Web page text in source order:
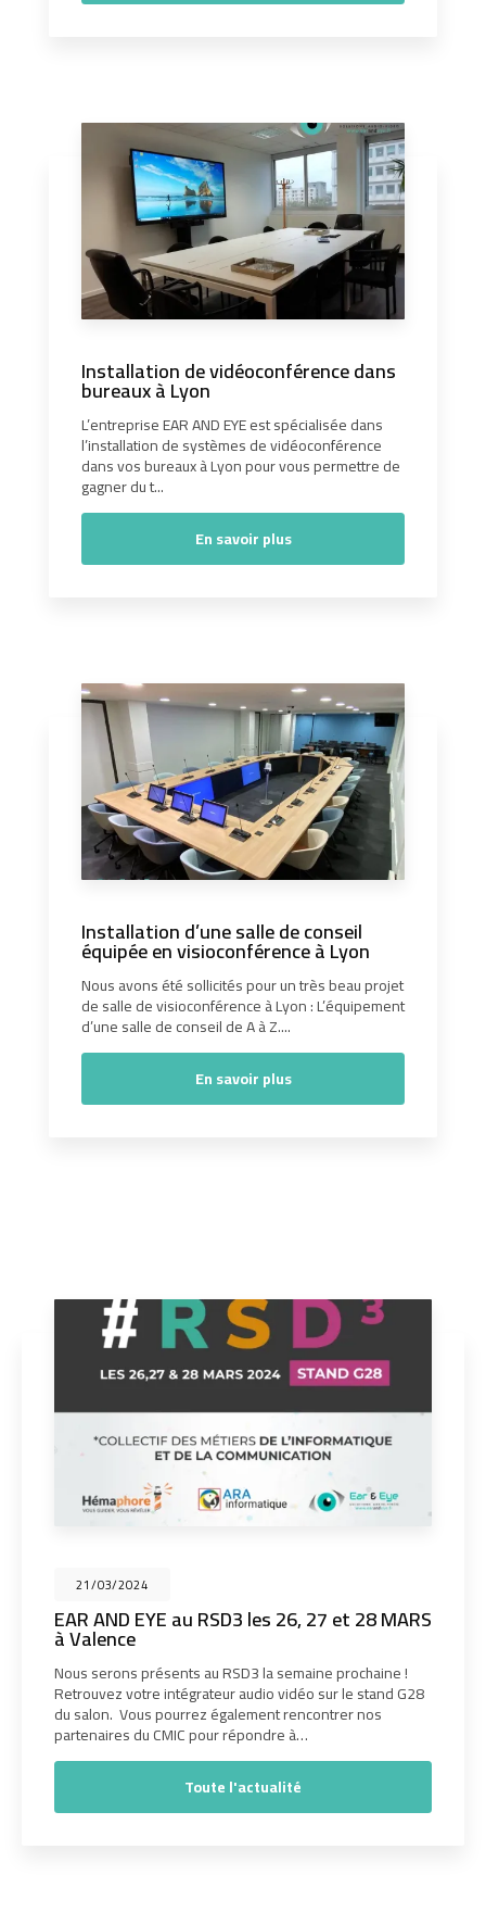
Installation de vidéoconférence dans
bureaux à Lyon
L’entreprise EAR AND EYE est spécialisée dans
l’installation de systèmes de vidéoconférence
dans vos bureaux à Lyon pour vous permettre de
gagner du t...
En savoir plus
Installation d’une salle de conseil
équipée en visioconférence à Lyon
Nous avons été sollicités pour un très beau projet
de salle de visioconférence à Lyon : L’équipement
d’une salle de conseil de A à Z....
En savoir plus
21/03/2024
EAR AND EYE au RSD3 les 26, 27 et 28 MARS
à Valence
Nous serons présents au RSD3 la semaine prochaine !
Retrouvez votre intégrateur audio vidéo sur le stand G28
du salon. Vous pourrez également rencontrer nos
partenaires du CMIC pour répondre à…
Toute l'actualité